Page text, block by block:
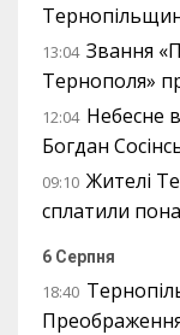
13:04 Звання
Тернополя»
12:04 Небесне
Богдан
09:10 Жителі
сплатили
6 Серпня
18:40